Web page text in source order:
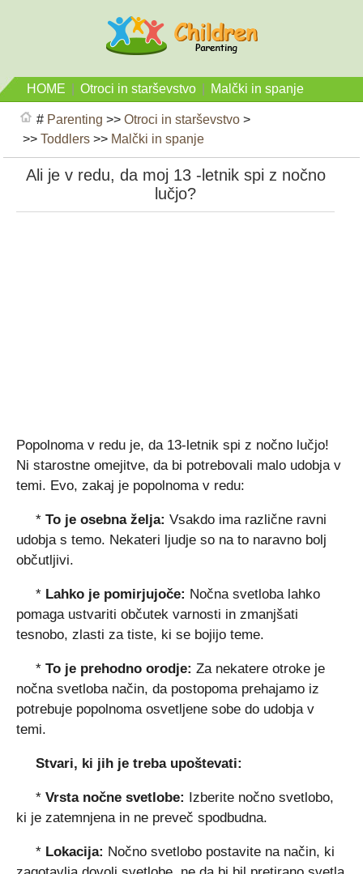
HOME Otroci in starševstvo Malčki in spanje
# Parenting >>Otroci in starševstvo >
>>Toddlers >> Malčki in spanje
Ali je v redu, da moj 13 -letnik spi z nočno
lučjo?
Popolnoma v redu je, da 13-letnik spi z nočno lučjo!
Ni starostne omejitve, da bi potrebovali malo udobja v
temi. Evo, zakaj je popolnoma v redu:
* To je osebna želja: Vsakdo ima različne ravni
udobja s temo. Nekateri ljudje so na to naravno bolj
občutljivi.
* Lahko je pomirjujoče: Nočna svetloba lahko
pomaga ustvariti občutek varnosti in zmanjšati
tesnobo, zlasti za tiste, ki se bojijo teme.
* To je prehodno orodje: Za nekatere otroke je
nočna svetloba način, da postopoma prehajamo iz
potrebuje popolnoma osvetljene sobe do udobja v
temi.
Stvari, ki jih je treba upoštevati:
* Vrsta nočne svetlobe: Izberite nočno svetlobo,
ki je zatemnjena in ne preveč spodbudna.
* Lokacija: Nočno svetlobo postavite na način, ki